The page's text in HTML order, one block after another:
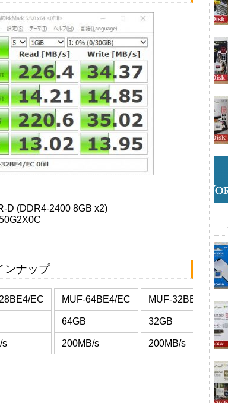
D (DDR4-2400 8GB x2)
ンナップ
EC
s
MUF-64BE4/EC
64GB
200MB/s
MUF-32BE4/EC
32GB
200MB/s